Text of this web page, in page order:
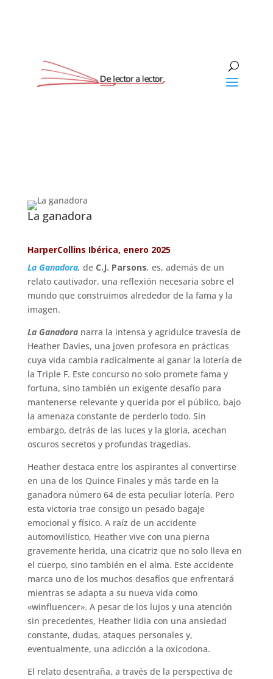
La ganadora
HarperCollins Ibérica, enero 2025
La Ganadora, de C.J. Parsons, es, además de un
relato cautivador, una reflexión necesaria sobre el
mundo que construimos alrededor de la fama y la
imagen.
La Ganadora narra la intensa y agridulce travesía de
Heather Davies, una joven profesora en prácticas
cuya vida cambia radicalmente al ganar la lotería de
la Triple F. Este concurso no solo promete fama y
fortuna, sino también un exigente desafío para
mantenerse relevante y querida por el público, bajo
la amenaza constante de perderlo todo. Sin
embargo, detrás de las luces y la gloria, acechan
oscuros secretos y profundas tragedias.
Heather destaca entre los aspirantes al convertirse
en una de los Quince Finales y más tarde en la
ganadora número 64 de esta peculiar lotería. Pero
esta victoria trae consigo un pesado bagaje
emocional y físico. A raíz de un accidente
automovilístico, Heather vive con una pierna
gravemente herida, una cicatriz que no solo lleva en
el cuerpo, sino también en el alma. Este accidente
marca uno de los muchos desafíos que enfrentará
mientras se adapta a su nueva vida como
«winfluencer». A pesar de los lujos y una atención
sin precedentes, Heather lidia con una ansiedad
constante, dudas, ataques personales y,
eventualmente, una adicción a la oxicodona.
El relato desentraña, a través de la perspectiva de